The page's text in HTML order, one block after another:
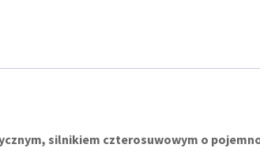
silnikiem czterosuwowym o